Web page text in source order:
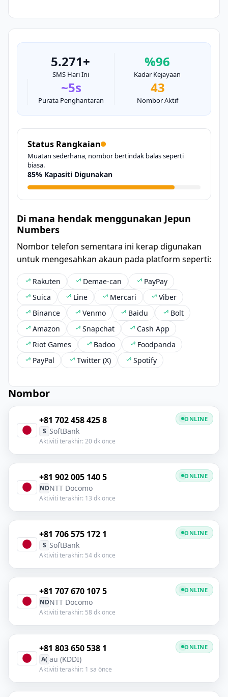
5.271+
SMS Hari Ini
%96
Kadar Kejayaan
~5s
Purata Penghantaran
43
Nombor Aktif
Status Rangkaian
Muatan sederhana, nombor bertindak balas seperti
biasa.
85% Kapasiti Digunakan
Di mana hendak menggunakan Jepun
Numbers
Nombor telefon sementara ini kerap digunakan
untuk mengesahkan akaun pada platform seperti:
Rakuten Demae-can
PayPay
Suica
Line Mercari
Viber
Binance
Venmo Baidu
Bolt
Amazon
Snapchat
Cash App
Riot Games
Badoo
Foodpanda
PayPal
Twitter (X) Spotify
Nombor
+81 702 458 425 8
S SoftBank
Aktiviti terakhir: 20 dk önce
ONLINE
+81 902 005 140 5
NDNTT Docomo
Aktiviti terakhir: 13 dk önce
ONLINE
+81 706 575 172 1
S SoftBank
Aktiviti terakhir: 54 dk önce
ONLINE
+81 707 670 107 5
NDNTT Docomo
Aktiviti terakhir: 58 dk önce
ONLINE
+81 803 650 538 1
A( au (KDDI)
Aktiviti terakhir: 1 sa önce
ONLINE